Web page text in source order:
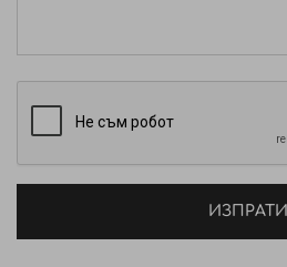
ИЗПРАТИ